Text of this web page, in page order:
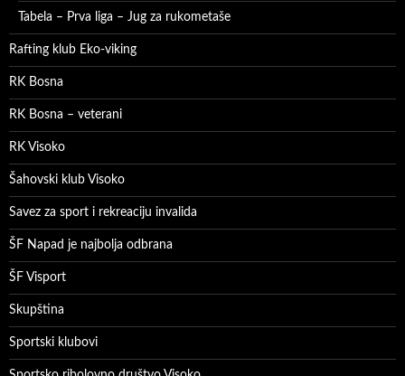
Tabela – Prva liga – Jug za rukometaše
Rafting klub Eko-viking
RK Bosna
RK Bosna – veterani
RK Visoko
Šahovski klub Visoko
Savez za sport i rekreaciju invalida
ŠF Napad je najbolja odbrana
ŠF Visport
Skupština
Sportski klubovi